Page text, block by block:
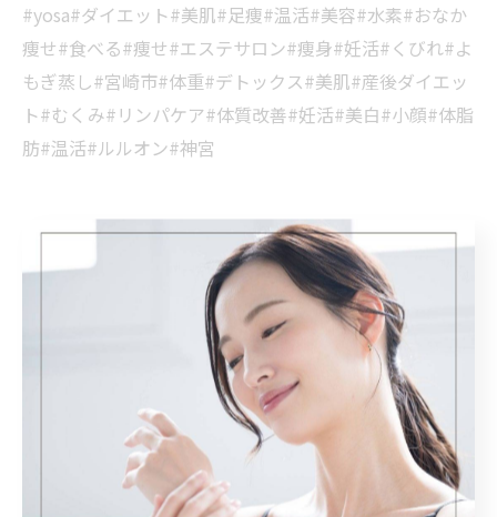
#yosa#ダイエット#美肌#足痩#温活#美容#水素#おなか
痩せ#食べる#痩せ#エステサロン#痩身#妊活#くびれ#よ
もぎ蒸し#宮崎市#体重#デトックス#美肌#産後ダイエッ
ト#むくみ#リンパケア#体質改善#妊活#美白#小顔#体脂
肪#温活#ルルオン#神宮
宮崎市で取り組む温活の紹介宮崎市で痩身を目指す温感
宮崎市で小顔を目指す温感ケア宮崎市で取り組む温
< 前のページ 一覧に戻る 次のページ >